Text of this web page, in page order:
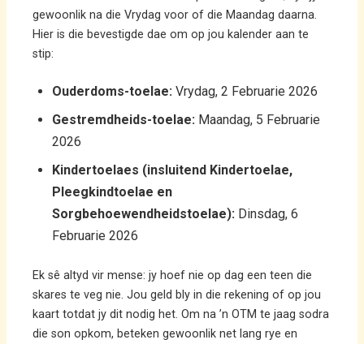
gewoonlik na die Vrydag voor of die Maandag daarna.
Hier is die bevestigde dae om op jou kalender aan te
stip:
Ouderdoms-toelae: Vrydag, 2 Februarie 2026
Gestremdheids-toelae: Maandag, 5 Februarie
2026
Kindertoelaes (insluitend Kindertoelae,
Pleegkindtoelae en
Sorgbehoewendheidstoelae): Dinsdag, 6
Februarie 2026
Ek sê altyd vir mense: jy hoef nie op dag een teen die
skares te veg nie. Jou geld bly in die rekening of op jou
kaart totdat jy dit nodig het. Om na ’n OTM te jaag sodra
die son opkom, beteken gewoonlik net lang rye en